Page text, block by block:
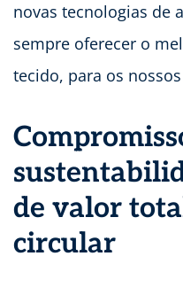
novas tecnologias de
sempre oferecer o
tecido, para os
de valor
circular